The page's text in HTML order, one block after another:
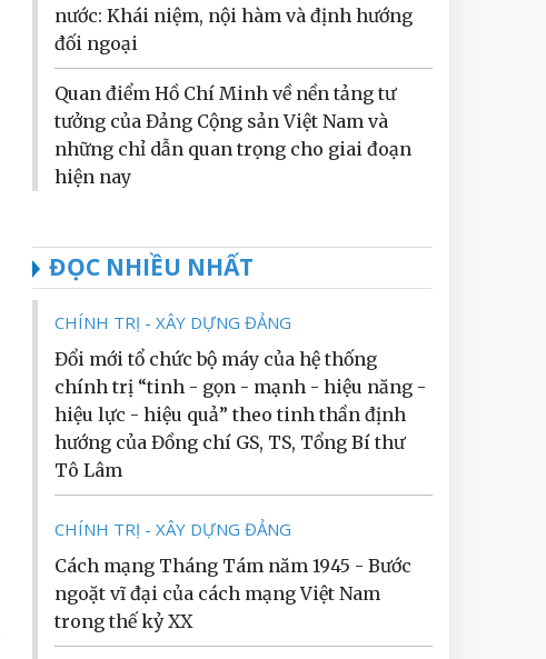
nước: Khái niệm, nội hàm và định hướng
đối ngoại
Quan điểm Hồ Chí Minh về nền tảng tư
tưởng của Đảng Cộng sản Việt Nam và
những chỉ dẫn quan trọng cho giai đoạn
hiện nay
ĐỌC NHIỀU NHẤT
CHÍNH TRỊ - XÂY DỰNG ĐẢNG
Đổi mới tổ chức bộ máy của hệ thống
chính trị “tinh - gọn - mạnh - hiệu năng -
hiệu lực - hiệu quả” theo tinh thần định
hướng của Đồng chí GS, TS, Tổng Bí thư
Tô Lâm
CHÍNH TRỊ - XÂY DỰNG ĐẢNG
Cách mạng Tháng Tám năm 1945 - Bước
ngoặt vĩ đại của cách mạng Việt Nam
trong thế kỷ XX